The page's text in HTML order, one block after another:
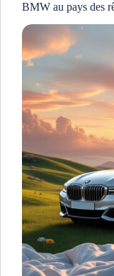
BMW au pays des